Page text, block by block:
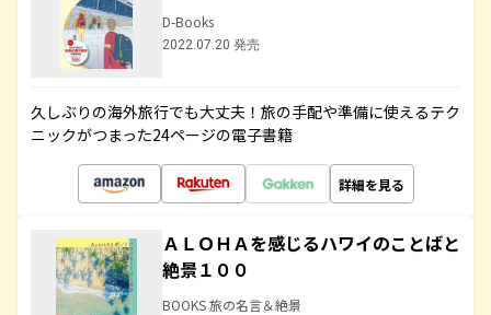
D-Books
2022.07.20 発売
久しぶりの海外旅行でも大丈夫！旅の手配や準備に使えるテク
ニックがつまった24ページの電子書籍
詳細を見る
ＡＬＯＨＡを感じるハワイのことばと
絶景１００
BOOKS 旅の名言＆絶景